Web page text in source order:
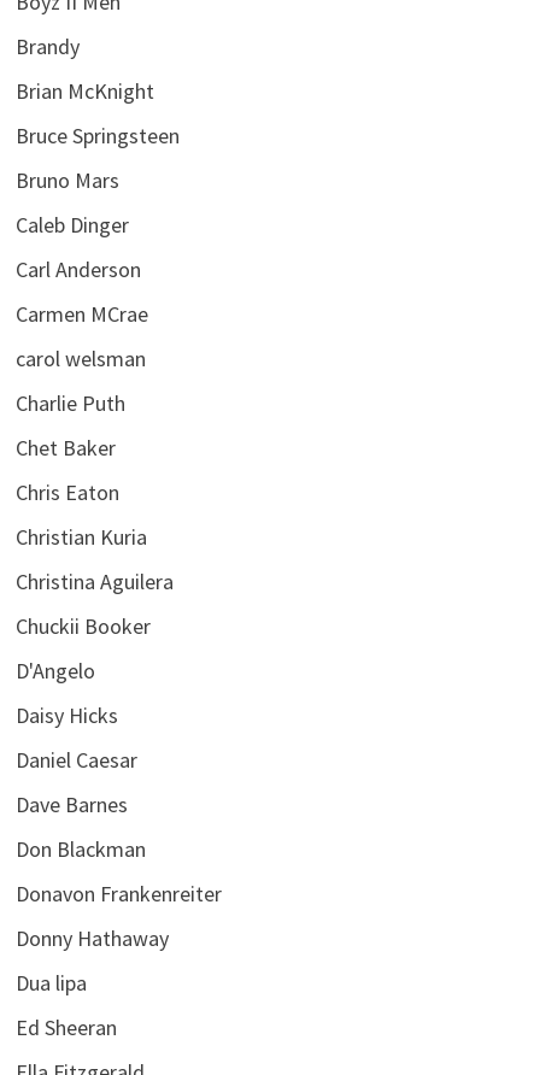
Brandy
Brian McKnight
Bruce Springsteen
Bruno Mars
Caleb Dinger
Carl Anderson
Carmen MCrae
carol welsman
Charlie Puth
Chet Baker
Chris Eaton
Christian Kuria
Christina Aguilera
Chuckii Booker
D'Angelo
Daisy Hicks
Daniel Caesar
Dave Barnes
Don Blackman
Donavon Frankenreiter
Donny Hathaway
Dua lipa
Ed Sheeran